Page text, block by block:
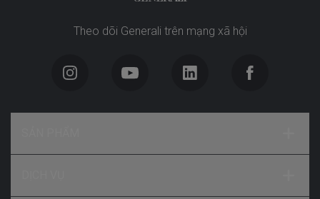
Theo dõi Generali trên mạng xã hội